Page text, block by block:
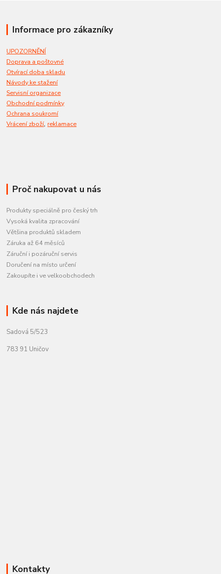
Informace pro zákazníky
UPOZORNĚNÍ
Doprava a poštovné
Otvírací doba skladu
Návody ke stažení
Servisní organizace
Obchodní podmínky
Ochrana soukromí
Vrácení zboží,reklamace
Proč nakupovat u nás
Produkty speciálně pro český trh
Vysoká kvalita zpracování
Většina produktů skladem
Záruka až 64 měsíců
Záruční i pozáruční servis
Doručení na místo určení
Zakoupíte i ve velkoobchodech
Kde nás najdete
Sadová 5/523
783 91 Uničov
Kontakty